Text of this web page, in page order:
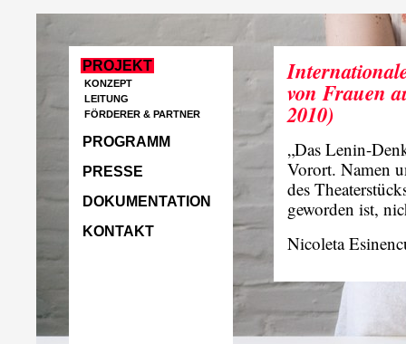
PROJEKT
KONZEPT
LEITUNG
FÖRDERER & PARTNER
PROGRAMM
PRESSE
DOKUMENTATION
KONTAKT
von Frauen
2010)
„Das Lenin-
Vorort. Namen
des
geworden ist,
Nicoleta